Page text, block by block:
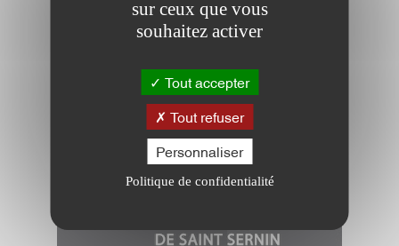
PÉROLS DU RIRE
sur ceux que vous
souhaitez activer
Tout accepter
Tout refuser
Personnaliser
Politique de confidentialité